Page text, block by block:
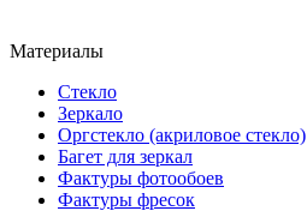
Материалы
Стекло
Зеркало
Оргстекло (акриловое стекло)
Багет для зеркал
Фактуры фотообоев
Фактуры фресок